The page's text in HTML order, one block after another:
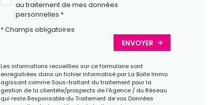
au traitement de mes données
personnelles *
* Champs obligatoires
ENVOYER
Les informations recueillies sur ce formulaire sont
enregistrées dans un fichier informatisé par La Boite Immo
agissant comme Sous-traitant du traitement pour la
gestion de la clientèle/prospects de l'Agence / du Réseau
qui reste Responsable du Traitement de vos Données